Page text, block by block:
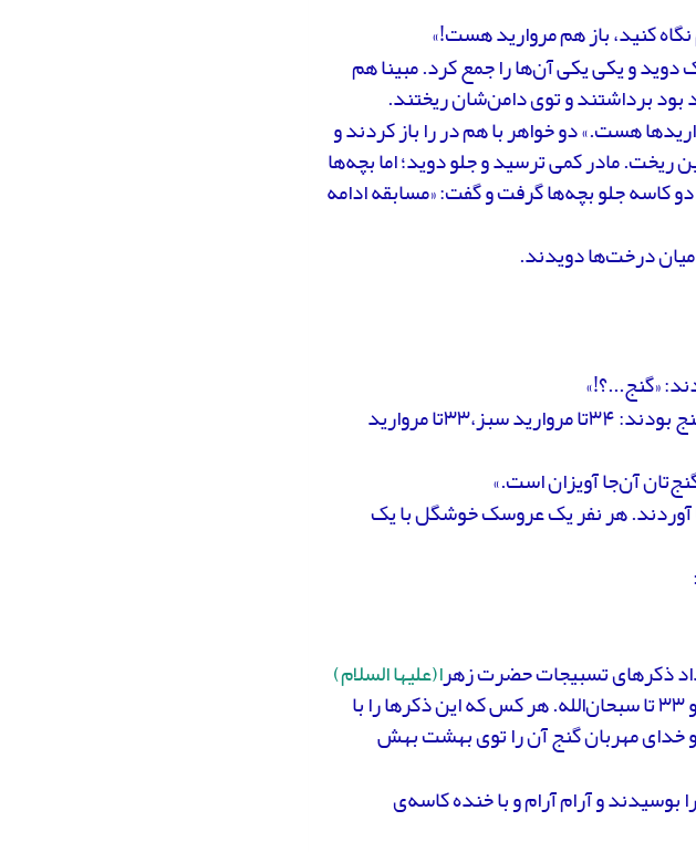
کنید، باز هم مروارید هست!»
دوید و یکی یکی آن‌ها را جمع کرد. مبینا هم
بود برداشتند و توی دامن‌شان ریختند.
هست.» دو خواهر با هم در را باز کردند و
مادر کمی‌ ترسید و جلو دوید؛ اما بچه‌ها
کاسه جلو بچه‌ها گرفت و گفت: «مسابقه ادامه
درخت‌ها دویدند.
«گنج...؟!»
مادر گفت: «بله... گنج. این مرواریدها نقشه‌ی گنج بودند: ۳۴تا مروارید سبز،۳۳تا مروارید
آن‌جا آویزان است.»
آوردند. هر نفر یک عروسک خوشگل با یک
ذکرهای تسبیجات حضرت زهرا(علیها السلام)
بعد از نماز است؛ ۳۴ تا الله‌اکبر،۳۳ تا الحمدلله و ۳۳ تا سبحان‌الله. هر کس که این ذکرها را با
خدای مهربان گنج آن را توی بهشت بهش
و آرام آرام و با خنده کاسه‌ی